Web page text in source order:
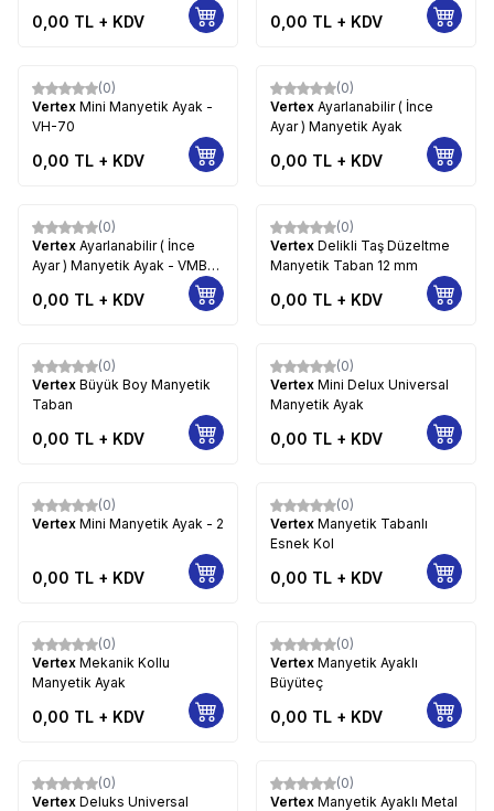
0,00 TL + KDV 0,00 TL + KDV
(0)
Vertex Mini Manyetik Ayak -
VH-70
0,00 TL + KDV
(0)
Vertex Ayarlanabilir ( İnce
Ayar ) Manyetik Ayak
0,00 TL + KDV
(0)
Vertex Ayarlanabilir ( İnce
Ayar ) Manyetik Ayak - VMB-
0,00 TL + KDV
(0)
Vertex Delikli Taş Düzeltme
Manyetik Taban 12 mm
0,00 TL + KDV
(0)
Vertex Büyük Boy Manyetik
Taban
0,00 TL + KDV
(0)
Vertex Mini Delux Universal
Manyetik Ayak
0,00 TL + KDV
(0)
Vertex Mini Manyetik Ayak - 2
0,00 TL + KDV
(0)
Vertex Manyetik Tabanlı
Esnek Kol
0,00 TL + KDV
(0)
Vertex Mekanik Kollu
Manyetik Ayak
0,00 TL + KDV
(0)
Vertex Manyetik Ayaklı
Büyüteç
0,00 TL + KDV
(0)
Vertex Deluks Universal
(0)
Vertex Manyetik Ayaklı Metal